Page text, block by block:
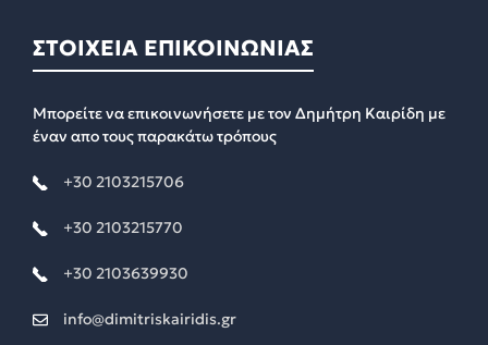
ΣΤΟΙΧΕΙΑ ΕΠΙΚΟΙΝΩΝΙΑΣ
Μπορείτε να επικοινωνήσετε με τον Δημήτρη Καιρίδη με
έναν απο τους παρακάτω τρόπους
+30 2103215706
+30 2103215770
+30 2103639930
info@dimitriskairidis.gr